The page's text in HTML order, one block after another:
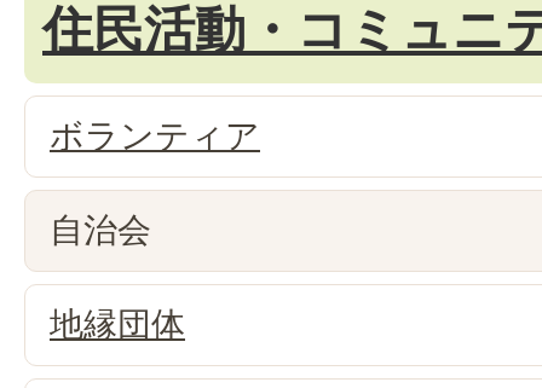
住民活動・コミュニ
ボランティア
自治会
地縁団体